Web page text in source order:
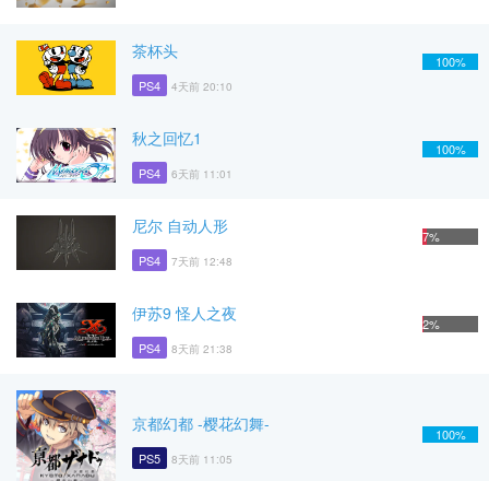
茶杯头
PS4 4天前 20:10
100%
秋之回忆1
PS4 6天前 11:01
100%
尼尔 自动人形
PS4 7天前 12:48
7%
伊苏9 怪人之夜
PS4 8天前 21:38
2%
京都幻都 -樱花幻舞-
PS5 8天前 11:05
100%